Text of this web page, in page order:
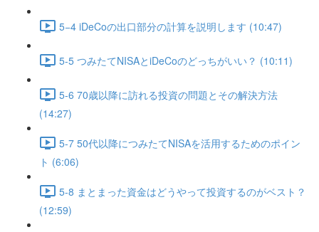
5−4 iDeCoの出口部分の計算を説明します (10:47)
5-5 つみたてNISAとiDeCoのどっちがいい？ (10:11)
5-6 70歳以降に訪れる投資の問題とその解決方法
(14:27)
5-7 50代以降につみたてNISAを活用するためのポイン
ト (6:06)
5-8 まとまった資金はどうやって投資するのがベスト？
(12:59)